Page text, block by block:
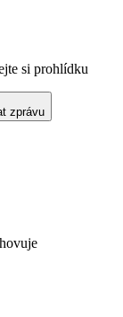
si prohlídku
zprávu